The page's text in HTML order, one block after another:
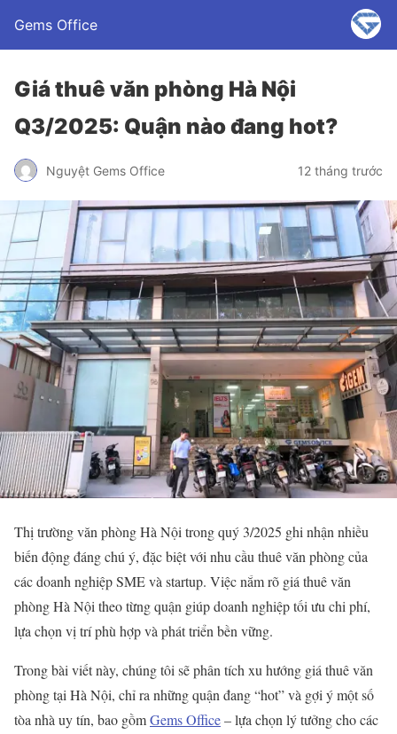
Gems Office
Giá thuê văn phòng Hà Nội
Q3/2025: Quận nào đang hot?
Nguyệt Gems Office 12 tháng trước
Thị trường văn phòng Hà Nội trong quý 3/2025 ghi nhận nhiều
biến động đáng chú ý, đặc biệt với nhu cầu thuê văn phòng của
các doanh nghiệp SME và startup. Việc nắm rõ giá thuê văn
phòng Hà Nội theo từng quận giúp doanh nghiệp tối ưu chi phí,
lựa chọn vị trí phù hợp và phát triển bền vững.
Trong bài viết này, chúng tôi sẽ phân tích xu hướng giá thuê văn
phòng tại Hà Nội, chỉ ra những quận đang “hot” và gợi ý một số
tòa nhà uy tín, bao gồmGems Office– lựa chọn lý tưởng cho các